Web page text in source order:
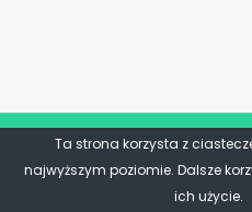
Ta strona korzysta z
najwyższym poziomie. Dalsze
ich użycie.